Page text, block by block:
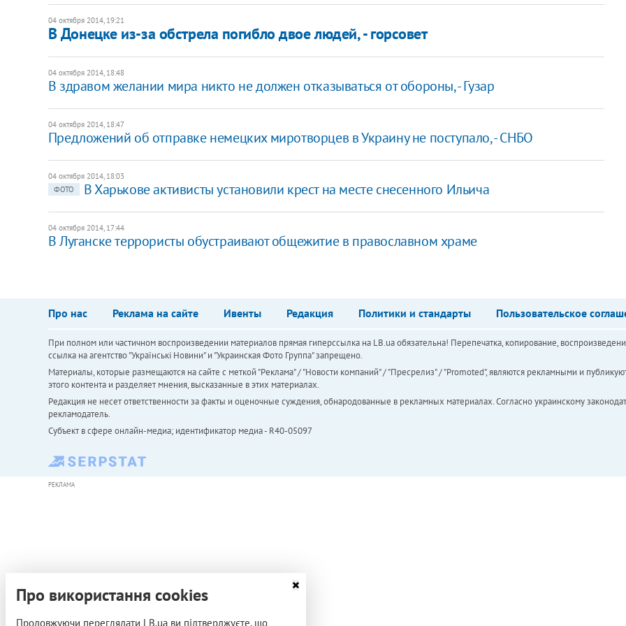
04 октября 2014, 19:21
В Донецке из-за обстрела погибло двое людей, - горсовет
04 октября 2014, 18:48
В здравом желании мира никто не должен отказываться от обороны, - Гузар
04 октября 2014, 18:47
Предложений об отправке немецких миротворцев в Украину не поступало, - СНБО
04 октября 2014, 18:03
ФОТО
В Харькове активисты установили крест на месте снесенного Ильича
04 октября 2014, 17:44
В Луганске террористы обустраивают общежитие в православном храме
Про нас Реклама на сайте Ивенты Редакция Политики и стандарты Пользовательское
При полном или частичном воспроизведении материалов прямая гиперссылка на LB.ua обязательна! Перепечатка, копирование,
ссылка на агентство "Українськi Новини" и "Украинская Фото Группа" запрещено.
Материалы, которые размещаются на сайте с меткой "Реклама" / "Новости компаний" / "Пресрелиз" / "Promoted", являются рекламными и
этого контента и разделяет мнения, высказанные в этих материалах.
Редакция не несет ответственности за факты и оценочные суждения, обнародованные в рекламных материалах. Согласно украинскому
рекламодатель.
Субъект в сфере онлайн-медиа; идентификатор медиа - R40-05097
РЕКЛАМА
Про використання cookies
Продовжуючи переглядати LB.ua ви підтверджуєте, що